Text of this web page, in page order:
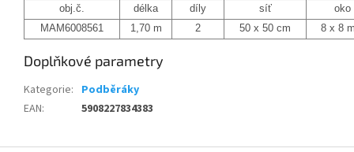
obj.č. délka díly síť
oko
MAM6008561
1,70 m 2 50 x 50 cm 8 x 8
Doplňkové parametry
Kategorie: Podběráky
EAN: 5908227834383